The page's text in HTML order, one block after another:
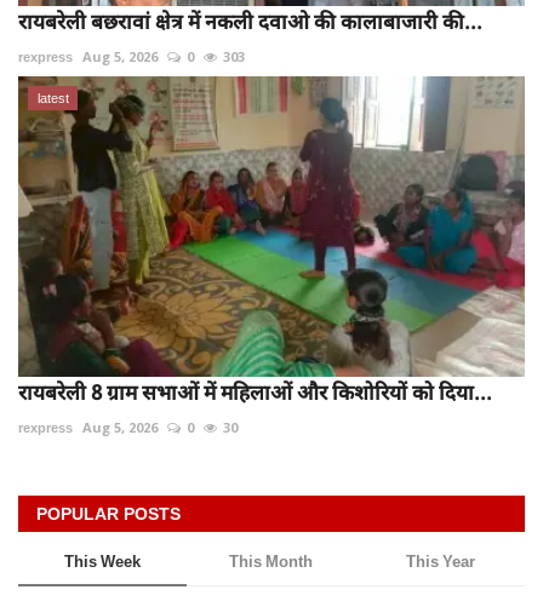
रायबरेली बछरावां क्षेत्र में नकली दवाओ की कालाबाजारी की...
rexpress Aug 5, 2026 0 303
latest
रायबरेली 8 ग्राम सभाओं में महिलाओं और किशोरियों को दिया...
rexpress Aug 5, 2026 0 30
POPULAR POSTS
This Week This Month This Year